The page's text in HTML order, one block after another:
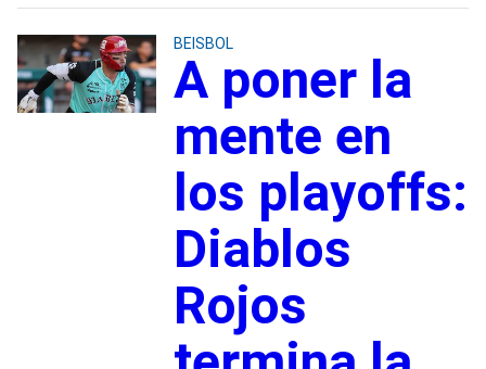
BEISBOL
A poner la
mente en
los playoffs:
Diablos
Rojos